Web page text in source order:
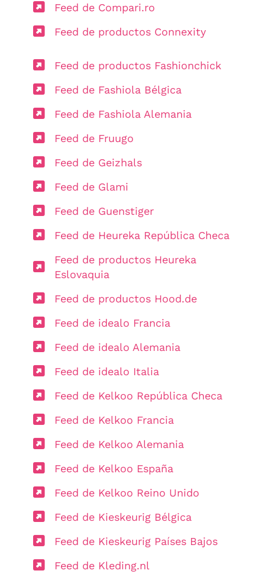
Feed de Compari.ro
Feed de productos Connexity
Feed de productos Fashionchick
Feed de Fashiola Bélgica
Feed de Fashiola Alemania
Feed de Fruugo
Feed de Geizhals
Feed de Glami
Feed de Guenstiger
Feed de Heureka República Checa
Feed de productos Heureka
Eslovaquia
Feed de productos Hood.de
Feed de idealo Francia
Feed de idealo Alemania
Feed de idealo Italia
Feed de Kelkoo República Checa
Feed de Kelkoo Francia
Feed de Kelkoo Alemania
Feed de Kelkoo España
Feed de Kelkoo Reino Unido
Feed de Kieskeurig Bélgica
Feed de Kieskeurig Países Bajos
Feed de Kleding.nl